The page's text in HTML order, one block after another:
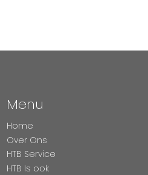
Menu
Home
Over Ons
HTB Service
HTB Is ook